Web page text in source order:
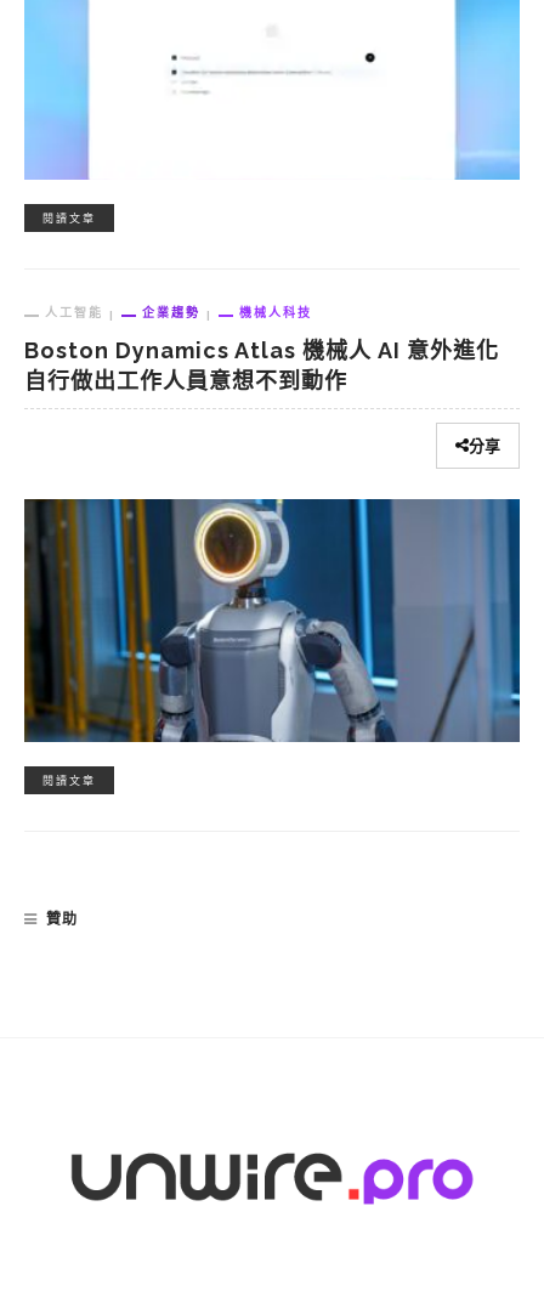
閱讀文章
人工智能 企業趨勢 機械人科技
Boston Dynamics Atlas 機械人 AI 意外進化
自行做出工作人員意想不到動作
分享
閱讀文章
贊助